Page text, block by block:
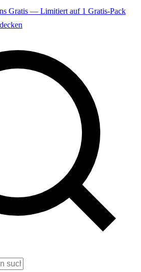
Gratis — Limitiert auf 1 Gratis-Pack